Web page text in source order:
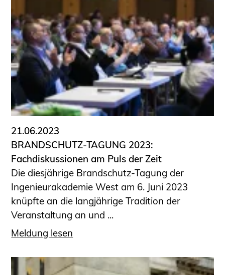
21.06.2023
BRANDSCHUTZ-TAGUNG 2023:
Fachdiskussionen am Puls der Zeit
Die diesjährige Brandschutz-Tagung der
Ingenieurakademie West am 6. Juni 2023
knüpfte an die langjährige Tradition der
Veranstaltung an und ...
Meldung lesen